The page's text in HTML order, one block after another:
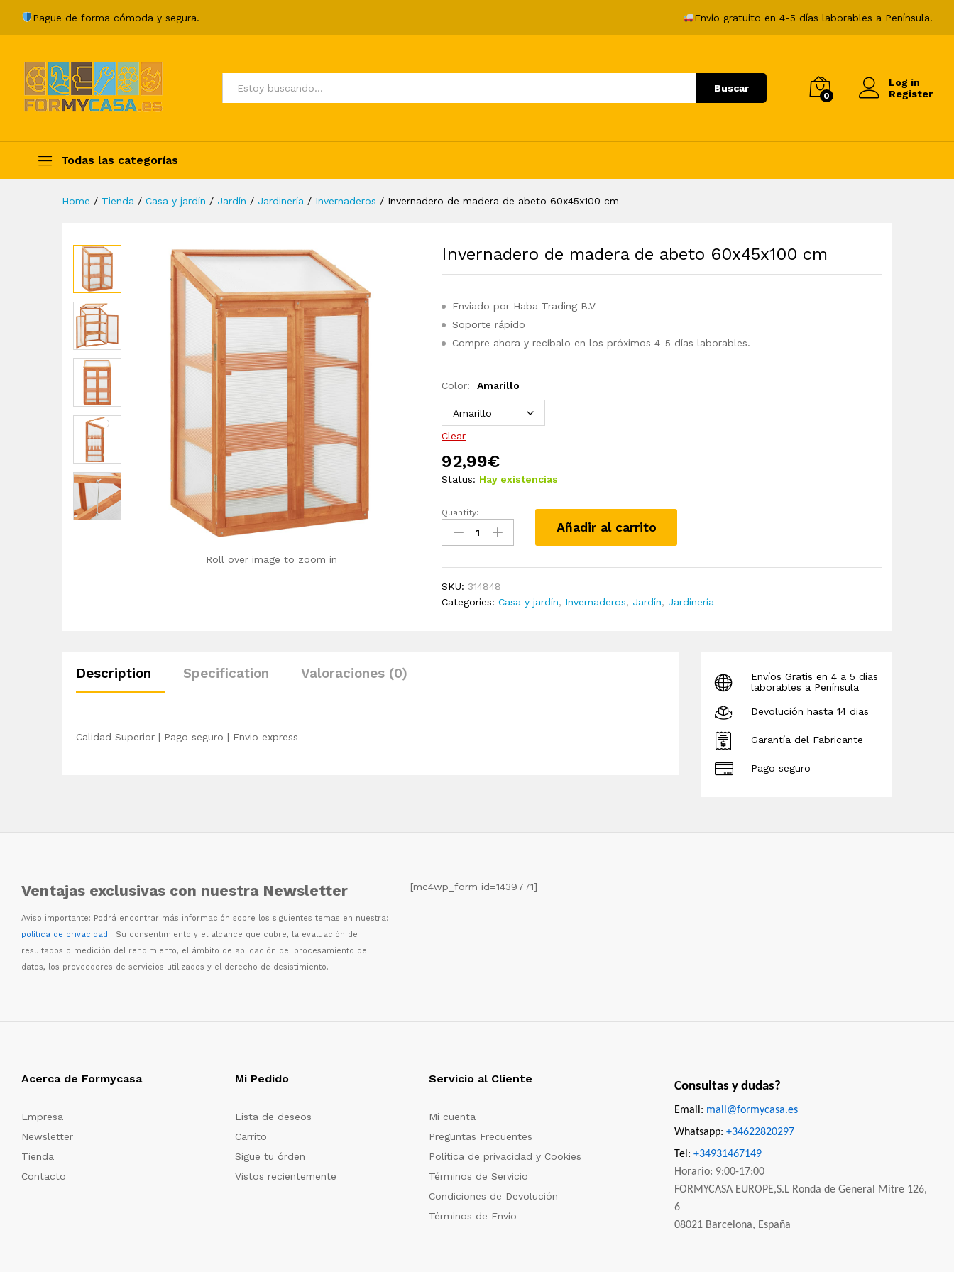
Pague de forma cómoda y segura. Envío gratuito en 4-5 días laborables a Península.
Todos Buscar
0
Log in
Register
Todas las categorías
Producto para mascotas
Home / Tienda / Casa y jardín / Jardín / Jardinería / Invernaderos / Invernadero de madera de abeto 60x45x100 cm
Roll over image to zoom in
Invernadero de madera de abeto 60x45x100 cm
Enviado por Haba Trading B.V
Soporte rápido
Compre ahora y recíbalo en los próximos 4-5 días laborables.
Color: Amarillo
Clear
92,99€
Status: Hay existencias
Invernadero
madera
60x45x100
cm
Quantity:
Añadir al carrito
SKU:314848
Categories:Casa y jardín, Invernaderos, Jardín, Jardinería
Description Specification Valoraciones (0)
Calidad Superior | Pago seguro | Envio express
Envíos Gratis en 4 a 5 días
laborables a Península
Devolución hasta 14 dias
Garantía del Fabricante
Pago seguro
Ventajas exclusivas con nuestra Newsletter
Aviso importante: Podrá encontrar más información sobre los siguientes temas en nuestra:
política de privacidad. Su consentimiento y el alcance que cubre, la evaluación de
resultados o medición del rendimiento, el ámbito de aplicación del procesamiento de
datos, los proveedores de servicios utilizados y el derecho de desistimiento.
[mc4wp_form id=1439771]
Acerca de Formycasa
Empresa
Newsletter
Tienda
Contacto
Mi Pedido
Lista de deseos
Carrito
Sigue tu órden
Vistos recientemente
Servicio al Cliente
Mi cuenta
Preguntas Frecuentes
Política de privacidad y Cookies
Términos de Servicio
Condiciones de Devolución
Términos de Envío
Consultas y dudas?
Email: mail@formycasa.es
Whatsapp: +34622820297
Tel: +34931467149
Horario: 9:00-17:00
FORMYCASA EUROPE,S.L Ronda de General Mitre 126,
6
08021 Barcelona, España
Description Specification
92,99€ Añadir al carrito